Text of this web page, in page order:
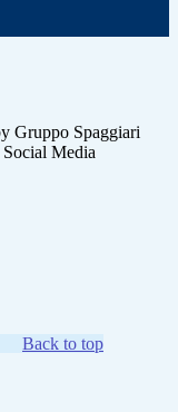
Gruppo Spaggiari
Media
Back to top